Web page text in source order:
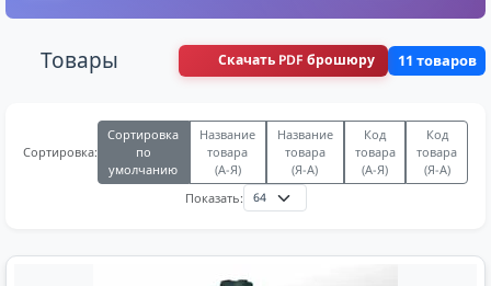
Товары Скачать PDF брошюру 11 товаров
Сортировка:
Сортировка
по
умолчанию
Название
товара
(А-Я)
Название
товара
(Я-А)
Код
товара
(А-Я)
Код
товара
(Я-А)
Показать: